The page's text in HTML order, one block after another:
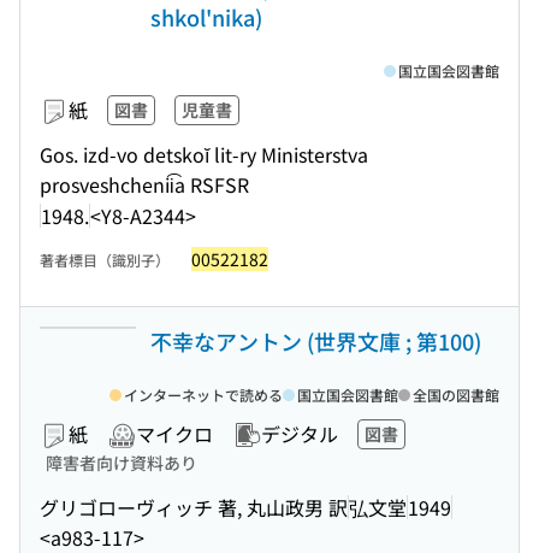
shkol'nika)
紙 図書 児童書
Gos. izd-vo detskoĭ lit-ry Ministerstva
prosveshchenii͡a RSFSR
1948.<Y8-A2344>
国立国会図書館
著者標目（識別子） 00522182
不幸なアントン (世界文庫 ; 第100)
紙 マイクロ デジタル
図書
障害者向け資料あり
グリゴローヴィッチ 著, 丸山政男 訳弘文堂1949
<a983-117>
インターネットで読める 国立国会図書館 全国の図書館